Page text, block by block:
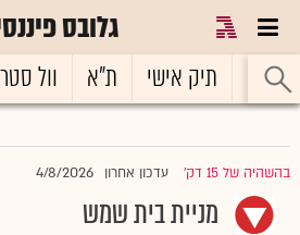
גלובס
ראשי תיק אישי ת"א וול
בהשהיה של 15 דק' עדכון אחרון 4/8/2026
מניית בית שמש